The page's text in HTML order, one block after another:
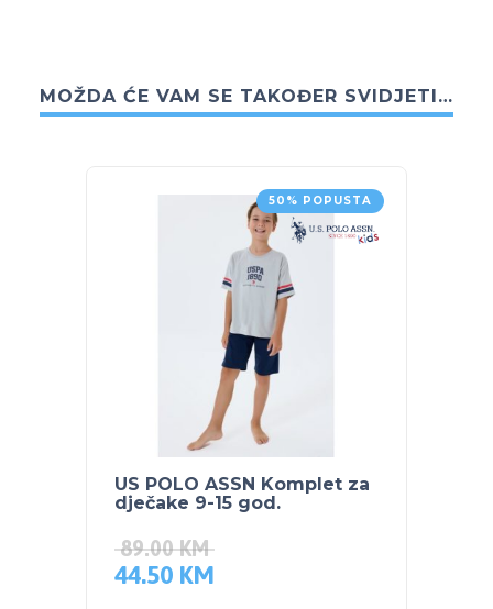
MOŽDA ĆE VAM SE TAKOĐER SVIDJETI…
50% POPUSTA
US POLO ASSN Komplet za
dječake 9-15 god.
89.00KM
44.50 KM